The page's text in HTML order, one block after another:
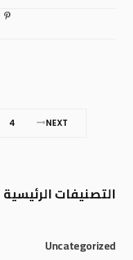
4 NEXT
التصنيفات الرئيسية
Uncategorized